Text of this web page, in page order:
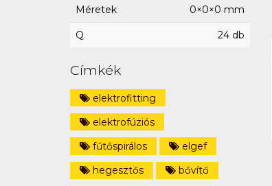
Méretek 0×0×0 mm
Q 24 db
Címkék
elektrofitting
elektrofúziós
fűtőspirálos
elgef
hegesztős
bővítő